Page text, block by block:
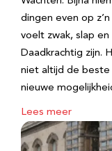
dingen even op
voelt zwak, slap
Daadkrachtig zijn.
niet altijd de beste
nieuwe
Lees meer